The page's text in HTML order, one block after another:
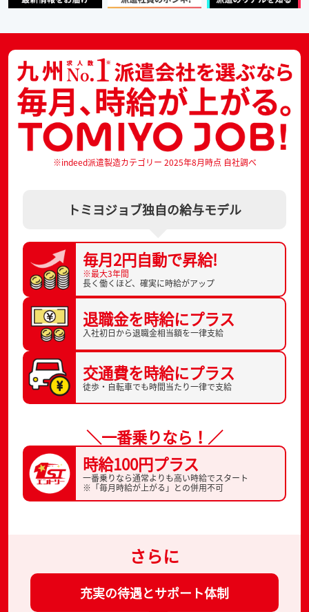
※indeed派遣製造カテゴリー 2025年8月時点 自社調べ
トミヨジョブ独自の給与モデル
毎月2円自動で昇給!
※最大3年間
長く働くほど、 確実に時給がアップ
退職金を時給にプラス
入社初日から退職金相当額を一律支給
交通費を時給にプラス
徒歩・自転車でも時間当たり一律で支給
＼一番乗りなら！／
時給100円プラス
一番乗りなら通常よりも高い時給でスタート
※「毎月時給が上がる」との併用不可
さらに
充実の待遇とサポート体制